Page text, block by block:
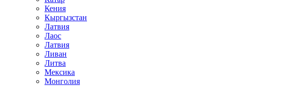
Кения
Кыргызстан
Латвия
Лаос
Латвия
Ливан
Литва
Мексика
Монголия